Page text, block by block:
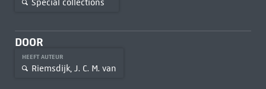
DOOR
HEEFT AUTEUR
Riemsdijk, J. C. M. van